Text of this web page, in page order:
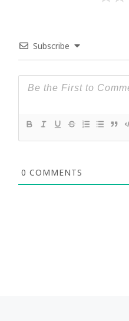
Subscribe
0 COMMENTS